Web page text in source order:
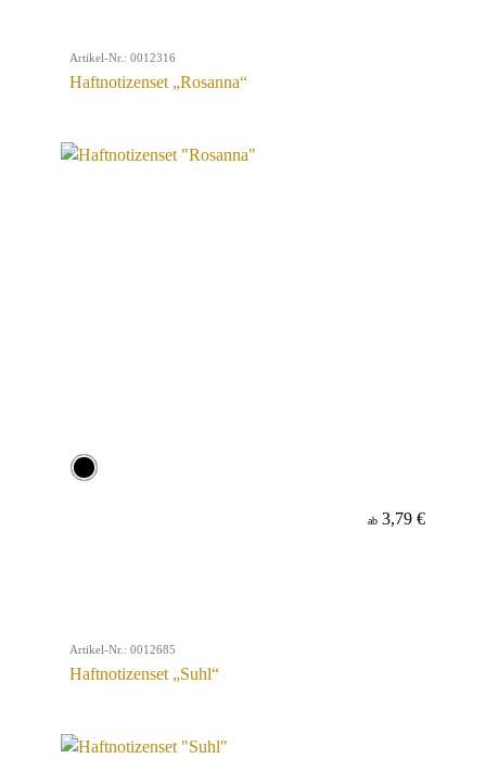
Artikel-Nr.: 0012316
Haftnotizenset „Rosanna“
ab 3,79 €
Artikel-Nr.: 0012685
Haftnotizenset „Suhl“